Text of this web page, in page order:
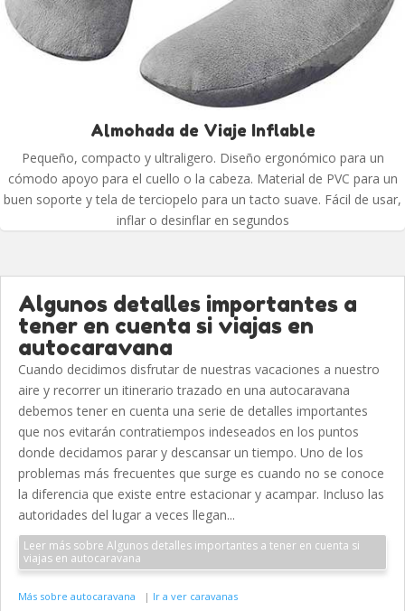
Almohada de Viaje Inflable
Pequeño, compacto y ultraligero. Diseño ergonómico para un
cómodo apoyo para el cuello o la cabeza. Material de PVC para un
buen soporte y tela de terciopelo para un tacto suave. Fácil de usar,
inflar o desinflar en segundos
Algunos detalles importantes a
tener en cuenta si viajas en
autocaravana
Cuando decidimos disfrutar de nuestras vacaciones a nuestro
aire y recorrer un itinerario trazado en una autocaravana
debemos tener en cuenta una serie de detalles importantes
que nos evitarán contratiempos indeseados en los puntos
donde decidamos parar y descansar un tiempo. Uno de los
problemas más frecuentes que surge es cuando no se conoce
la diferencia que existe entre estacionar y acampar. Incluso las
autoridades del lugar a veces llegan...
Leer más sobre Algunos detalles importantes a tener en cuenta si
viajas en autocaravana
Más sobre autocaravana | Ir a ver caravanas